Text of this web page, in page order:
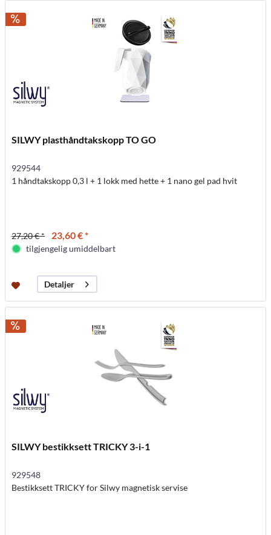
SILWY plasthåndtakskopp TO GO
929544
1 håndtakskopp 0,3 l + 1 lokk med hette + 1 nano gel pad hvit
27,20 € * 23,60 € *
tilgjengelig umiddelbart
Detaljer
SILWY bestikksett TRICKY 3-i-1
929548
Bestikksett TRICKY for Silwy magnetisk servise